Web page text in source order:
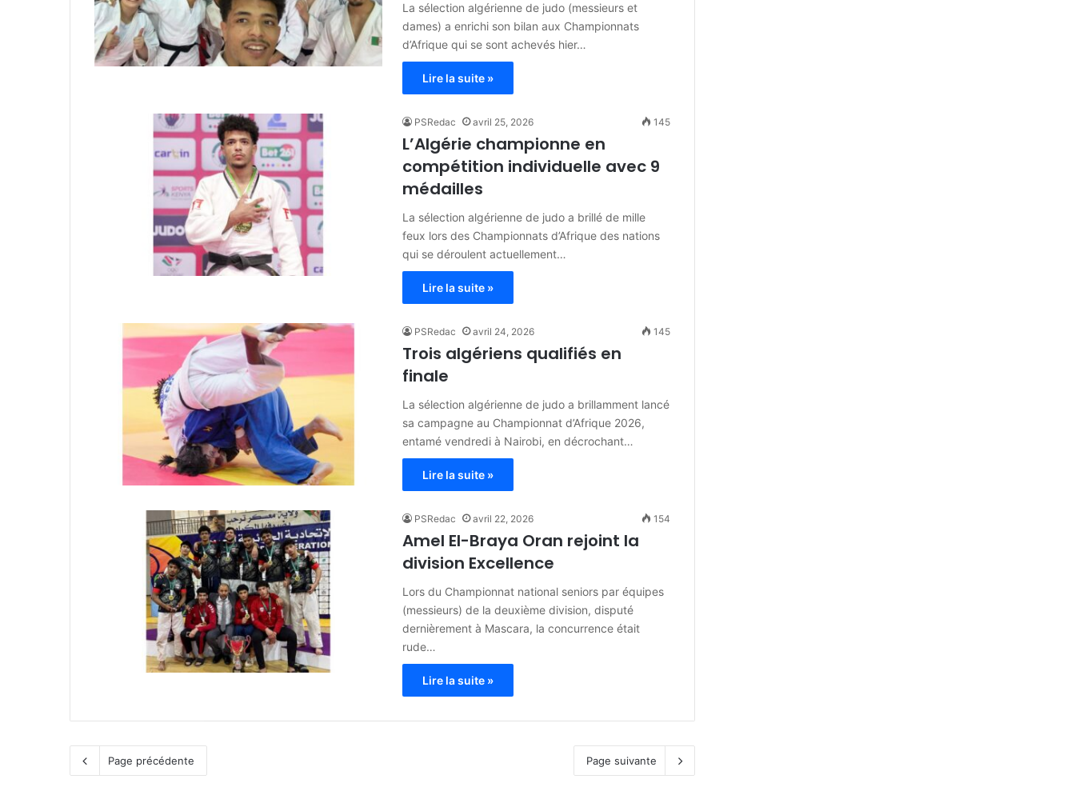
La sélection algérienne de judo (messieurs et
dames) a enrichi son bilan aux Championnats
d’Afrique qui se sont achevés hier…
Lire la suite »
PSRedac avril 25, 2026 145
L’Algérie championne en
compétition individuelle avec 9
médailles
La sélection algérienne de judo a brillé de mille
feux lors des Championnats d’Afrique des nations
qui se déroulent actuellement…
Lire la suite »
PSRedac avril 24, 2026 145
Trois algériens qualifiés en
finale
La sélection algérienne de judo a brillamment lancé
sa campagne au Championnat d’Afrique 2026,
entamé vendredi à Nairobi, en décrochant…
Lire la suite »
PSRedac avril 22, 2026 154
Amel El-Braya Oran rejoint la
division Excellence
Lors du Championnat national seniors par équipes
(messieurs) de la deuxième division, disputé
dernièrement à Mascara, la concurrence était
rude…
Lire la suite »
Page précédente Page suivante